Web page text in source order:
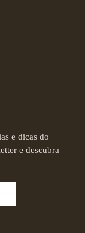
e dicas do
e descubra